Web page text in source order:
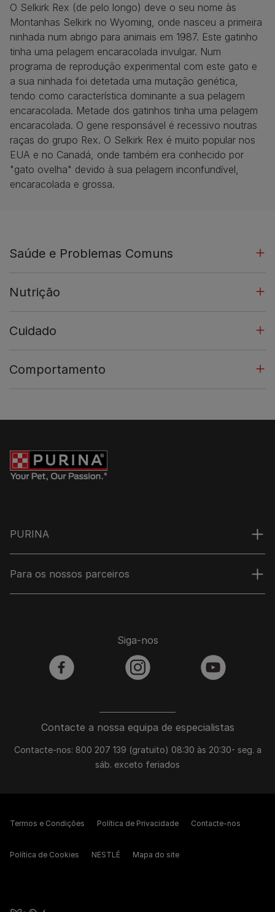
O Selkirk Rex (de pelo longo) deve o seu nome às
Montanhas Selkirk no Wyoming, onde nasceu a primeira
ninhada num abrigo para animais em 1987. Este gatinho
tinha uma pelagem encaracolada invulgar. Num
programa de reprodução experimental com este gato e
a sua ninhada foi detetada uma mutação genética,
tendo como característica dominante a sua pelagem
encaracolada. Metade dos gatinhos tinha uma pelagem
encaracolada. O gene responsável é recessivo noutras
raças do grupo Rex. O Selkirk Rex é muito popular nos
EUA e no Canadá, onde também era conhecido por
"gato ovelha" devido à sua pelagem inconfundível,
encaracolada e grossa.
Saúde e Problemas Comuns
Nutrição
Cuidado
Comportamento
PURINA
Para os nossos parceiros
Contacte a nossa equipa de especialistas
Contacte-nos: 800 207 139 (gratuito) 08:30 às 20:30- seg. a
sáb. exceto feriados
Siga-nos
facebook instagram youtube
Termos e Condições Política de Privacidade Contacte-nos
Política de Cookies NESTLÉ Mapa do site